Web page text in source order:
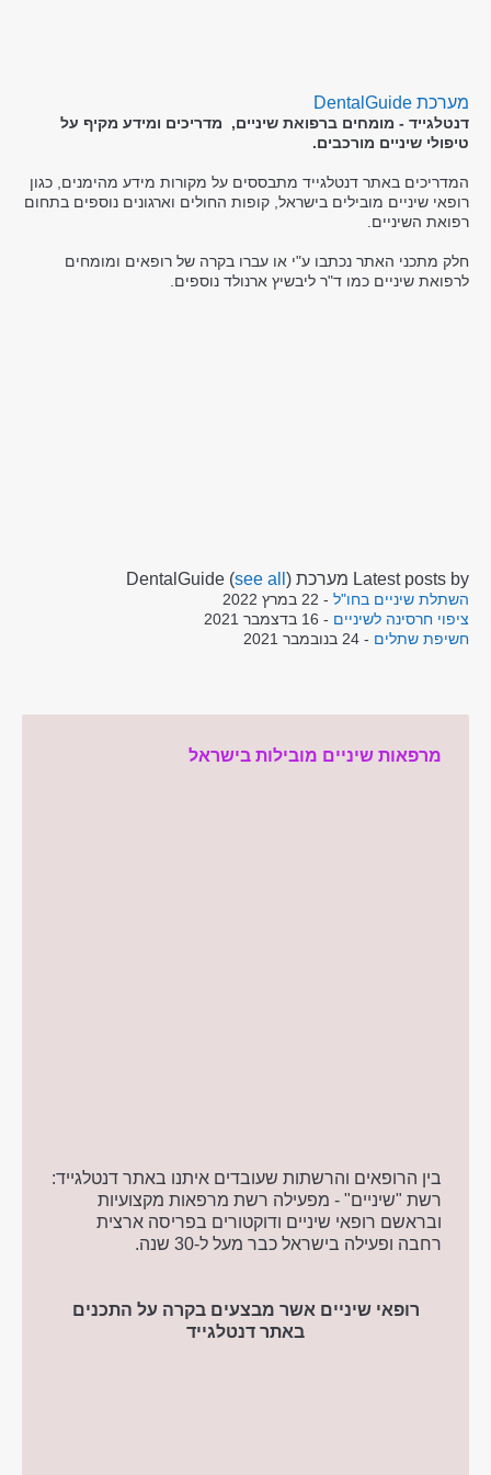
מערכת DentalGuide
דנטלגייד - מומחים ברפואת שיניים, מדריכים ומידע מקיף על
טיפולי שיניים מורכבים.
המדריכים באתר דנטלגייד מתבססים על מקורות מידע מהימנים, כגון
רופאי שיניים מובילים בישראל, קופות החולים וארגונים נוספים בתחום
רפואת השיניים.
חלק מתכני האתר נכתבו ע"י או עברו בקרה של רופאים ומומחים
לרפואת שיניים כמו ד"ר ליבשיץ ארנולד נוספים.
Latest posts by מערכת DentalGuide (see all )
השתלת שיניים בחו"ל - 22 במרץ 2022
ציפוי חרסינה לשיניים - 16 בדצמבר 2021
חשיפת שתלים - 24 בנובמבר 2021
מרפאות שיניים מובילות בישראל
בין הרופאים והרשתות שעובדים איתנו באתר דנטלגייד:
רשת "שיניים" - מפעילה רשת מרפאות מקצועיות
ובראשם רופאי שיניים ודוקטורים בפריסה ארצית
רחבה ופעילה בישראל כבר מעל ל-30 שנה.
רופאי שיניים אשר מבצעים בקרה על התכנים
באתר דנטלגייד